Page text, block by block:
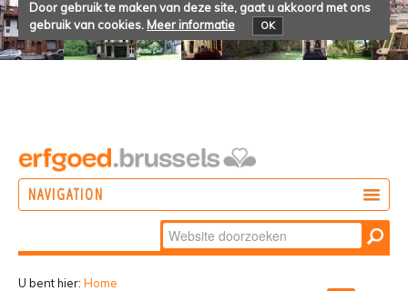
Door gebruik te maken van deze site, gaat u akkoord met ons
gebruik van cookies. Meer informatie OK
NAVIGATION
Zoek
Geavanceerd
U bent hier: Home